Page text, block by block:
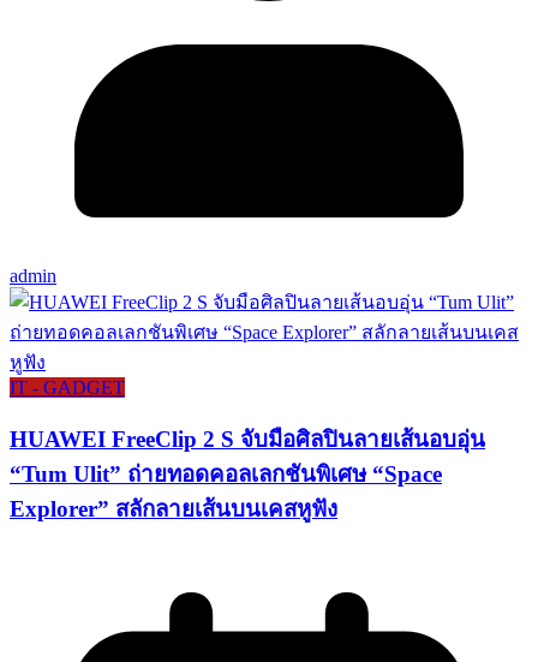
admin
IT - GADGET
HUAWEI FreeClip 2 S จับมือศิลปินลายเส้นอบอุ่น
“Tum Ulit” ถ่ายทอดคอลเลกชันพิเศษ “Space
Explorer” สลักลายเส้นบนเคสหูฟัง